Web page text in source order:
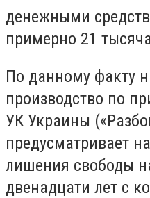
денежными
примерно 21
По данному факту
производство по
УК Украины
предусматривает
лишения свободы
двенадцати лет с